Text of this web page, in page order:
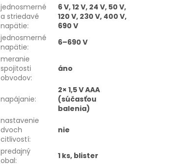
jednosmerné
a striedavé
napätie:
6 V, 12 V, 24 V, 50 V,
120 V, 230 V, 400 V,
690 V
jednosmerné
napätie:
6–690 V
meranie
spojitosti
obvodov:
áno
napájanie:
2× 1,5 V AAA
(súčasťou
balenia)
nastavenie
dvoch
citlivostí:
nie
predajný
obal: 1 ks, blister